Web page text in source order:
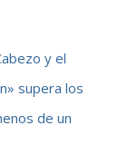
y el
supera los
de un